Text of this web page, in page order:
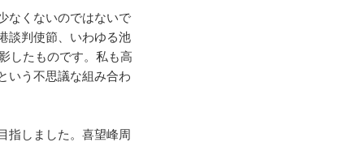
なくないのではないで
談判使節、いわゆる池
したものです。私も高
いう不思議な組み合わ
指しました。喜望峰周